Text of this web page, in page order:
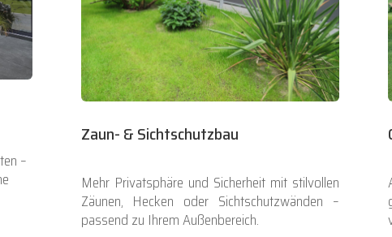
–
Zaun- & Sichtschutzbau
Mehr Privatsphäre und Sicherheit mit stilvollen
Zäunen, Hecken oder Sichtschutzwänden –
passend zu Ihrem Außenbereich.